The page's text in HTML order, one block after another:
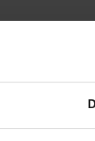
a budete